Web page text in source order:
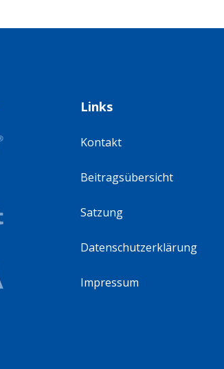
Links
Kontakt
Beitragsübersicht
Satzung
Datenschutzerklärung
Impressum